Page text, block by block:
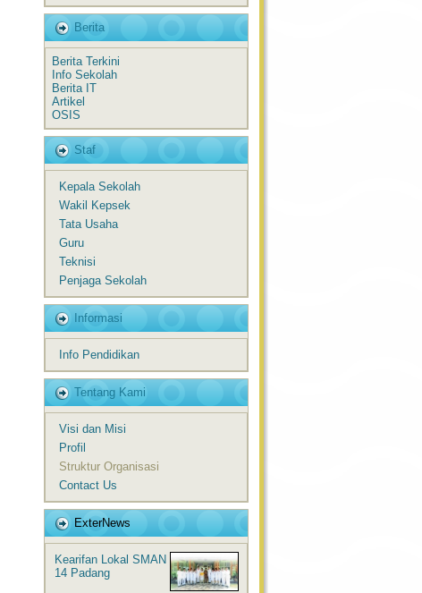
Berita
Berita Terkini
Info Sekolah
Berita IT
Artikel
OSIS
Staf
Kepala Sekolah
Wakil Kepsek
Tata Usaha
Guru
Teknisi
Penjaga Sekolah
Informasi
Info Pendidikan
Tentang Kami
Visi dan Misi
Profil
Struktur Organisasi
Contact Us
ExterNews
Kearifan Lokal SMAN
14 Padang